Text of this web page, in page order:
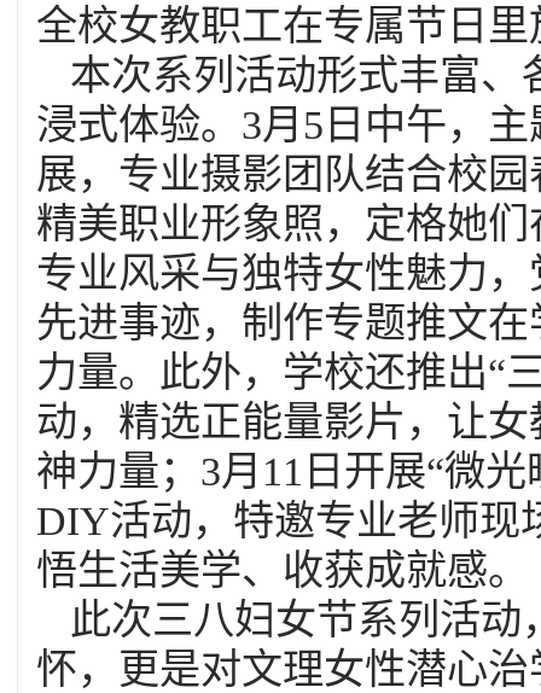
全校女教职工在专属节日
本次系列活动形式丰富
浸式体验。3月5日中午，
展，专业摄影团队结合校
精美职业形象照，定格她
专业风采与独特女性魅力
先进事迹，制作专题推文
力量。此外，学校还推出“
动，精选正能量影片，让
神力量；3月11日开展“微
DIY活动，特邀专业老师现
悟生活美学、收获成就感。
此次三八妇女节系列活
怀，更是对文理女性潜心